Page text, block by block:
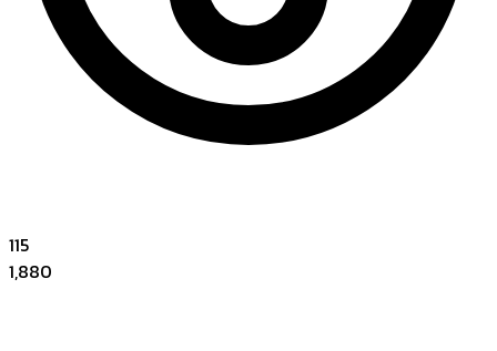
115
1,880